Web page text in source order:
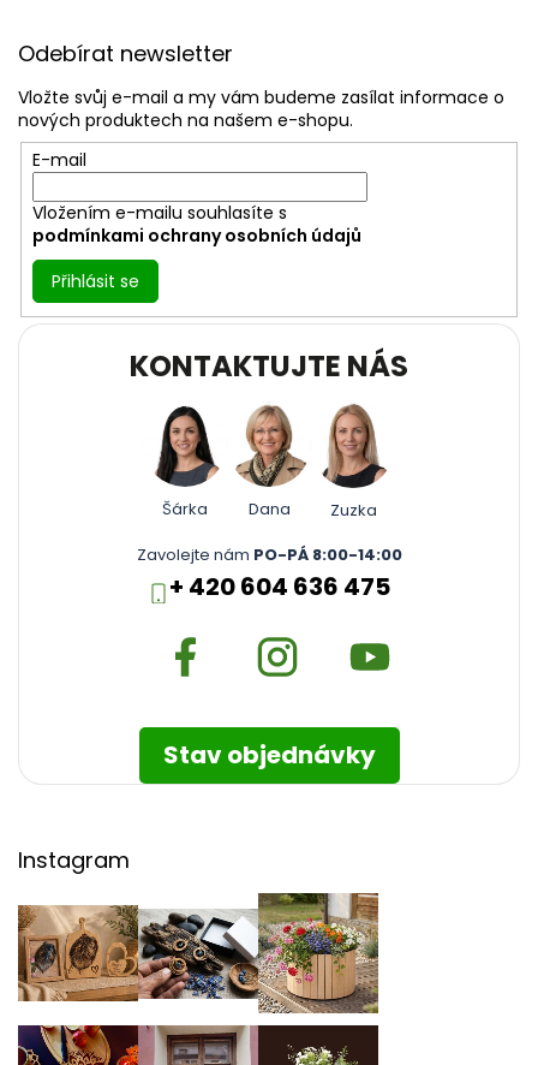
Odebírat newsletter
Vložte svůj e-mail a my vám budeme zasílat informace o
nových produktech na našem e-shopu.
E-mail
Vložením e-mailu souhlasíte s
podmínkami ochrany osobních údajů
Přihlásit se
KONTAKTUJTE NÁS
Šárka Dana
Zuzka
Zavolejte nám PO-PÁ 8:00-14:00
+ 420 604 636 475
Stav objednávky
Instagram